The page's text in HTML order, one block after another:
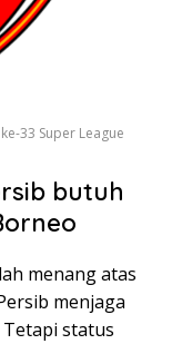
33 Super League
butuh
menang atas
menjaga
status